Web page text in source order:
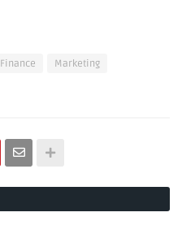
Finance
Marketing